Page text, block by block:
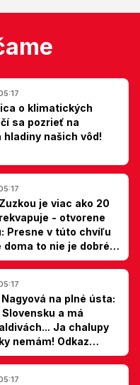
o klimatických
sa pozrieť na
hladiny našich vôd!
je viac ako 20
- otvorene
Presne v túto chvíľu
doma to nie je dobré,
na plné ústa:
a má
Ja chalupy
nemám! Odkaz